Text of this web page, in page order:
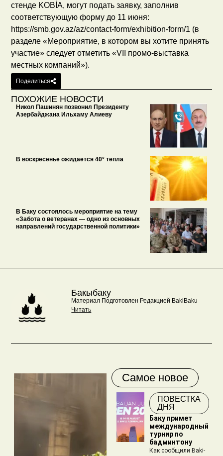
стенде KOBİA, могут подать заявку, заполнив
соответствующую форму до 11 июня:
https://smb.gov.az/az/contact-form/exhibition-form/1 (в
разделе «Мероприятие, в котором вы хотите принять
участие» следует отметить «VII промо-выставка
местных компаний»).
Поделиться
ПОХОЖИЕ НОВОСТИ
Никол Пашинян позвонил Президенту
Азербайджана Ильхаму Алиеву
В воскресенье ожидается 40° тепла
В Баку состоялось мероприятие на тему
«Забота о ветеранах — одно из основных
направлений государственной политики»
Бакыбаку
Материал Подготовлен Редакцией BakiBaku
Читать
Самое новое
ПОВЕСТКА
ДНЯ
Баку примет
международный
турнир по
бадминтону
Как сообщили Baki-